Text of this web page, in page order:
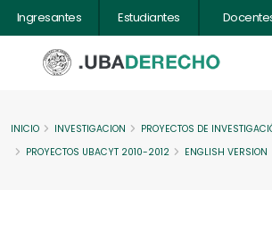
Ingresantes Estudiantes
INICIO INVESTIGACION
PROYECTOS DE
PROYECTOS UBACYT 2010-2012
ENGLISH VERSION